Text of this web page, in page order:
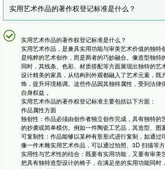
实用艺术作品的著作权登记标准是什么？
实用艺术作品的著作权登记标准是什么？
实用艺术作品，是兼具实用功能与审美艺术价值的独特
是纯粹的艺术创作，而是两者的巧妙融合。像造型独特
同时，其线条、色彩、材质搭配等方面展现出独特的艺
设计精美的家具，从结构到外观都融入了艺术元素，既
饰，提升环境格调。这些作品因其独特属性，受到法律
自身权益 。
实用艺术作品的著作权登记标准主要包括以下方面：
作品属性方面
独创性：作品必须由创作者独立创作完成，具有独特的
的抄袭或简单模仿。例如一件陶瓷工艺品，其造型、图
可复制性：作品能够以某种有形形式进行复制，如通过
像一件木雕实用艺术作品，可以通过拍照、3D 扫描等方
实用性与艺术性的结合：既要有实用功能，又要有审美
把具有独特造型设计的椅子，在满足坐的实用功能同时